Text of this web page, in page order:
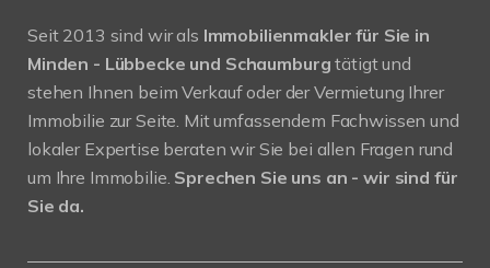
Seit 2013 sind wir als Immobilienmakler für Sie in
Minden - Lübbecke und Schaumburgtätigt und
stehen Ihnen beim Verkauf oder der Vermietung Ihrer
Immobilie zur Seite. Mit umfassendem Fachwissen und
lokaler Expertise beraten wir Sie bei allen Fragen rund
um Ihre Immobilie. Sprechen Sie uns an - wir sind für
Sie da.